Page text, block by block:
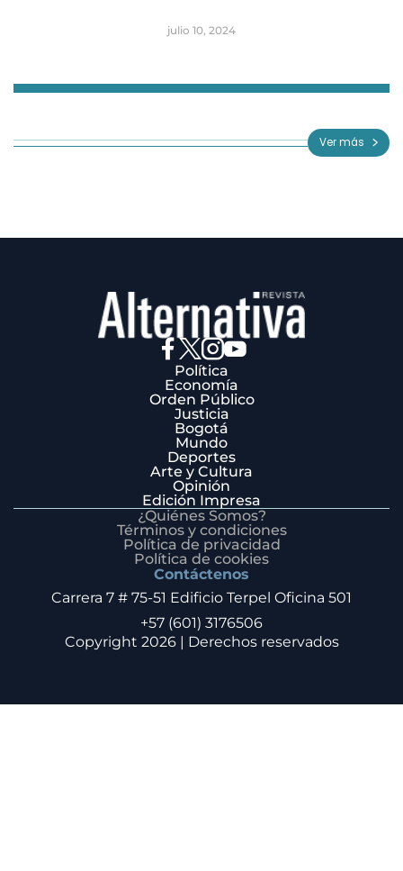
julio 10, 2024
3
Ver más
Política
Economía
Orden Público
Justicia
Bogotá
Mundo
Deportes
Arte y Cultura
Opinión
Edición Impresa
¿Quiénes Somos?
Términos y condiciones
Política de privacidad
Política de cookies
Contáctenos
Carrera 7 # 75-51 Edificio Terpel Oficina 501
+57 (601) 3176506
Copyright 2026 | Derechos reservados